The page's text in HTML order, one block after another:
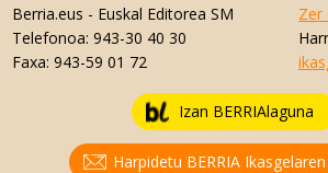
Berria.eus - Euskal Editorea SM
Telefonoa: 943-30 40 30
Faxa: 943-59 01 72
Zer
Izan BERRIAlaguna
Harpidetu BERRIA